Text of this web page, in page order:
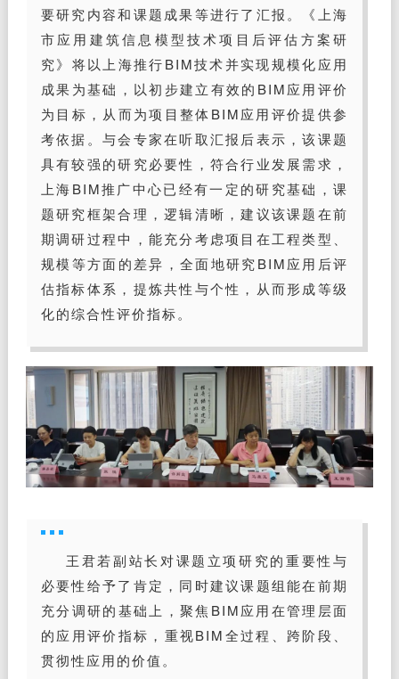
要研究内容和课题成果等进行了汇报。《上海
市应用建筑信息模型技术项目后评估方案研
究》将以上海推行BIM技术并实现规模化应用
成果为基础，以初步建立有效的BIM应用评价
为目标，从而为项目整体BIM应用评价提供参
考依据。与会专家在听取汇报后表示，该课题
具有较强的研究必要性，符合行业发展需求，
上海BIM推广中心已经有一定的研究基础，课
题研究框架合理，逻辑清晰，建议该课题在前
期调研过程中，能充分考虑项目在工程类型、
规模等方面的差异，全面地研究BIM应用后评
估指标体系，提炼共性与个性，从而形成等级
化的综合性评价指标。
王君若副站长对课题立项研究的重要性与
必要性给予了肯定，同时建议课题组能在前期
充分调研的基础上，聚焦BIM应用在管理层面
的应用评价指标，重视BIM全过程、跨阶段、
贯彻性应用的价值。